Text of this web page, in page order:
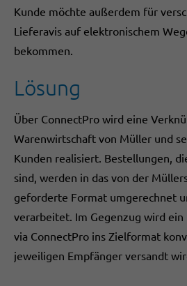
Kunde möchte außerdem für
Lieferavis auf elektronischem
bekommen.
Lösung
Über ConnectPro wird eine
Warenwirtschaft von Müller und
Kunden realisiert. Bestellungen,
sind, werden in das von der
geforderte Format umgerechnet
verarbeitet. Im Gegenzug wird
via ConnectPro ins Zielformat
jeweiligen Empfänger versandt